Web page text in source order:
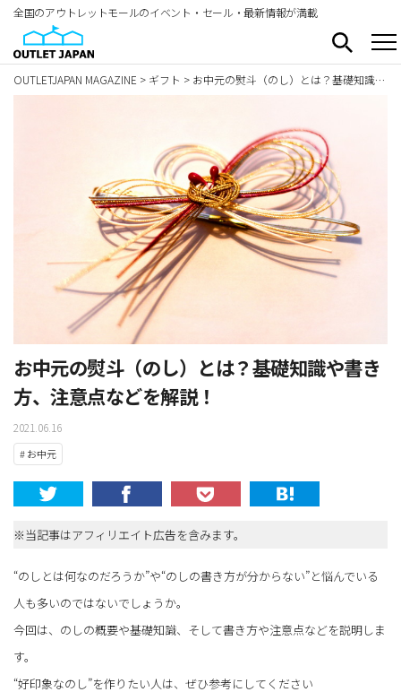
全国のアウトレットモールのイベント・セール・最新情報が満載
OUTLETJAPAN MAGAZINE > ギフト > お中元の熨斗（のし）とは？基礎知識や書き方、注意点などを解説！
お中元の熨斗（のし）とは？基礎知識や書き
方、注意点などを解説！
2021.06.16
# お中元
※当記事はアフィリエイト広告を含みます。
“のしとは何なのだろうか”や“のしの書き方が分からない”と悩んでいる
人も多いのではないでしょうか。
今回は、のしの概要や基礎知識、そして書き方や注意点などを説明しま
す。
“好印象なのし”を作りたい人は、ぜひ参考にしてください